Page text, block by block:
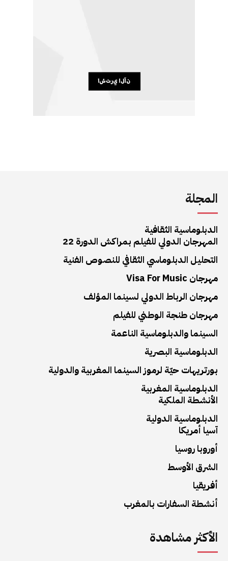
المجلة
الدبلوماسية الثقافية
المهرجان الدولي للفيلم بمراكش الدورة 22
التحليل الدبلوماسي الثقافي للنصوص الفنية
مهرجان Visa For Music
مهرجان الرباط الدولي لسينما المؤلف
مهرجان طنجة الوطني للفيلم
السينما والدبلوماسية الناعمة
الدبلوماسية البصرية
بورتريهات حيّة لرموز السينما المغربية والدولية
الدبلوماسية المغربية
الأنشطة الملكية
الدبلوماسية الدولية
آسيا أمريكا
أوروبا روسيا
الشرق الأوسط
أفريقيا
أنشطة السفارات بالمغرب
الأكثر مشاهدة